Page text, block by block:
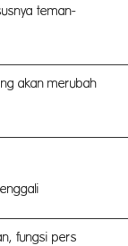
teman-
akan merubah
fungsi pers